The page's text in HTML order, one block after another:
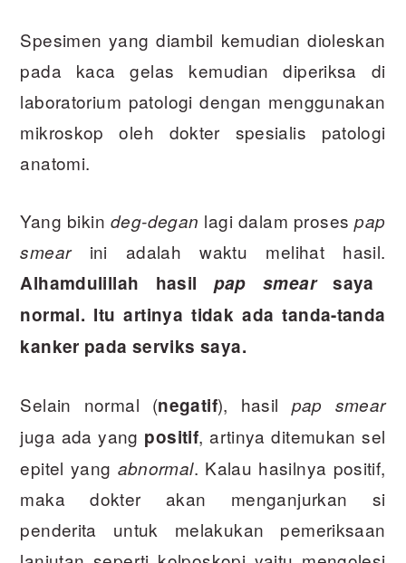
Spesimen yang diambil kemudian dioleskan
pada kaca gelas kemudian diperiksa di
laboratorium patologi dengan menggunakan
mikroskop oleh dokter spesialis patologi
anatomi.
Yang bikin deg-degan lagi dalam prosespap
smearini adalah waktu melihat hasil.
Alhamdulillah hasil pap smearsaya
normal. Itu artinya tidak ada tanda-tanda
kanker pada serviks saya.
Selain normal (negatif), hasil pap smear
juga ada yang positif, artinya ditemukan sel
epitel yang abnormal. Kalau hasilnya positif,
maka dokter akan menganjurkan si
penderita untuk melakukan pemeriksaan